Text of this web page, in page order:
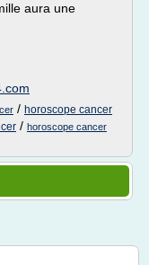
aura une
/ horoscope cancer
/ horoscope cancer